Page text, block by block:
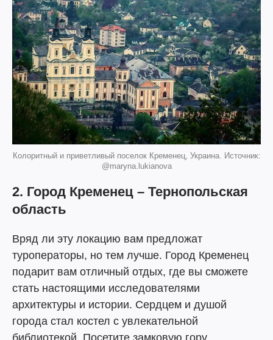
Колоритный и приветливый поселок Кременец, Украина. Источник:
@maryna.lukianova
2. Город Кременец – Тернопольская
область
Вряд ли эту локацию вам предложат
туроператоры, но тем лучше. Город Кременец
подарит вам отличный отдых, где вы сможете
стать настоящими исследователями
архитектуры и истории. Сердцем и душой
города стал костел с увлекательной
библиотекой. Посетите замковую гору,